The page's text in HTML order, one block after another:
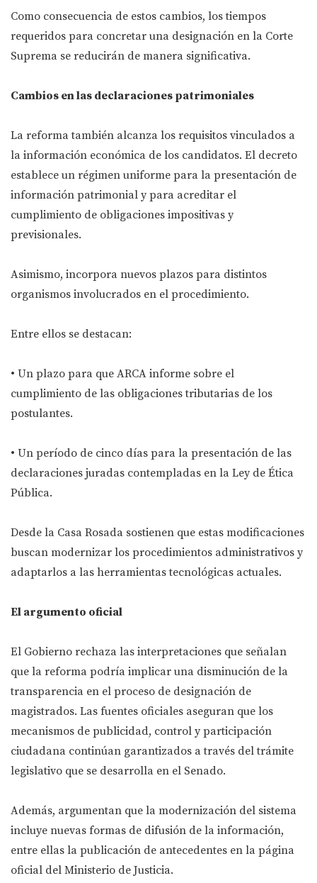
Como consecuencia de estos cambios, los tiempos
requeridos para concretar una designación en la Corte
Suprema se reducirán de manera significativa.
Cambios en las declaraciones patrimoniales
La reforma también alcanza los requisitos vinculados a
la información económica de los candidatos. El decreto
establece un régimen uniforme para la presentación de
información patrimonial y para acreditar el
cumplimiento de obligaciones impositivas y
previsionales.
Asimismo, incorpora nuevos plazos para distintos
organismos involucrados en el procedimiento.
Entre ellos se destacan:
• Un plazo para que ARCA informe sobre el
cumplimiento de las obligaciones tributarias de los
postulantes.
• Un período de cinco días para la presentación de las
declaraciones juradas contempladas en la Ley de Ética
Pública.
Desde la Casa Rosada sostienen que estas modificaciones
buscan modernizar los procedimientos administrativos y
adaptarlos a las herramientas tecnológicas actuales.
El argumento oficial
El Gobierno rechaza las interpretaciones que señalan
que la reforma podría implicar una disminución de la
transparencia en el proceso de designación de
magistrados. Las fuentes oficiales aseguran que los
mecanismos de publicidad, control y participación
ciudadana continúan garantizados a través del trámite
legislativo que se desarrolla en el Senado.
Además, argumentan que la modernización del sistema
incluye nuevas formas de difusión de la información,
entre ellas la publicación de antecedentes en la página
oficial del Ministerio de Justicia.